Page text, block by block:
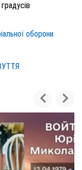
оборони